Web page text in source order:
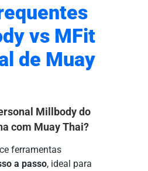
vs MFit
de Muay
Millbody do
com Muay Thai?
ferramentas
a passo, ideal para